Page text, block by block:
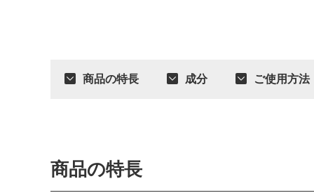
商品の特長 成分 ご使用方法
商品の特長